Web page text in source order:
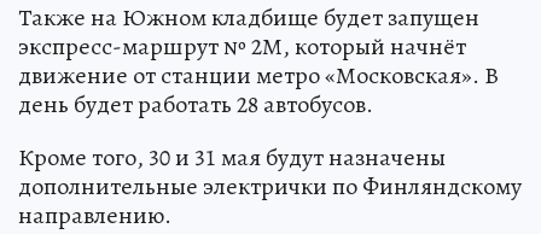
Также на Южном кладбище будет запущен
экспресс-маршрут № 2М, который начнёт
движение от станции метро «Московская». В
день будет работать 28 автобусов.
Кроме того, 30 и 31 мая будут назначены
дополнительные электрички по Финляндскому
направлению.